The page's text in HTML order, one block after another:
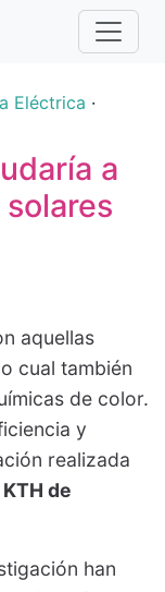
Eléctrica ·
a
aquellas
cual también
de color.
y
realizada
de
han